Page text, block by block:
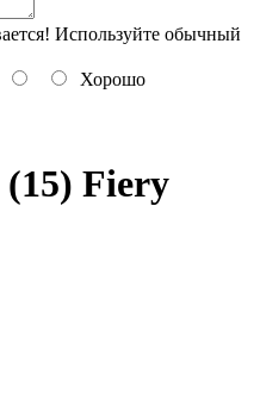
Используйте обычный
Хорошо
Fiery